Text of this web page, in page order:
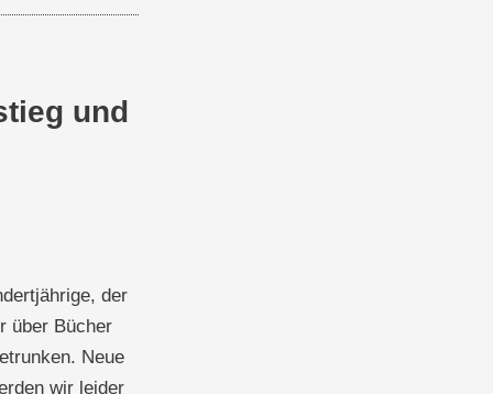
und
der
über Bücher
Neue
wir leider